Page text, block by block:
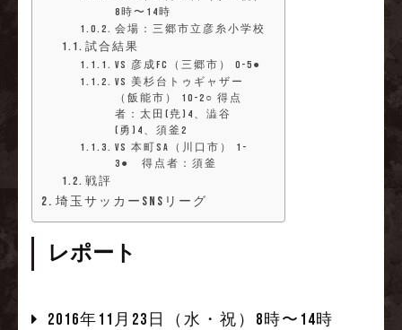
8時〜14時
会場：三郷市立彦糸小学校
試合結果
vs 彦成FC（三郷市） 0-5●
vs 美杉台トゥギャザー
（飯能市） 10-2○ 得点
者：太田(尭)4、澁谷
(勇)4、須釜2
vs 本町SA（川口市） 1-
3● 得点者：須釜
戦評
埼玉サッカーSNSリーグ
レポート
2016年11月23日（水・祝）8時〜14時